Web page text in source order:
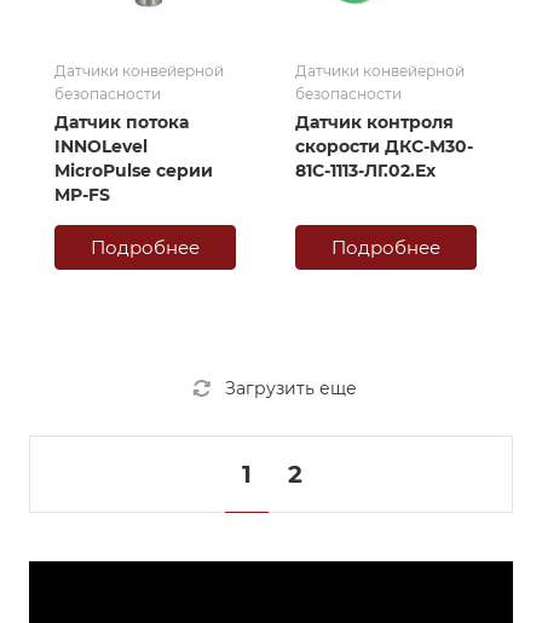
Датчики конвейерной
безопасности
Датчик потока
INNOLevel
MicroPulse серии
MP-FS
Подробнее
Датчики конвейерной
безопасности
Датчик контроля
скорости ДКС-М30-
81С-1113-ЛГ.02.Ех
Подробнее
Загрузить еще
1 2